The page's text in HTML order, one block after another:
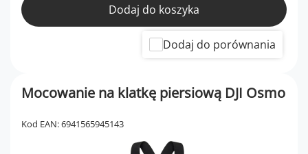
Dodaj do koszyka
Dodaj do porównania
Mocowanie na klatkę piersiową DJI Osmo
Kod EAN: 6941565945143